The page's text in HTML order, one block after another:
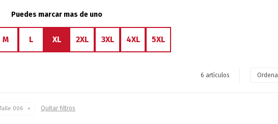
Puedes marcar mas de uno
M L XL 2XL 3XL 4XL 5XL
6 artículos
Talle 006 Quitar filtros